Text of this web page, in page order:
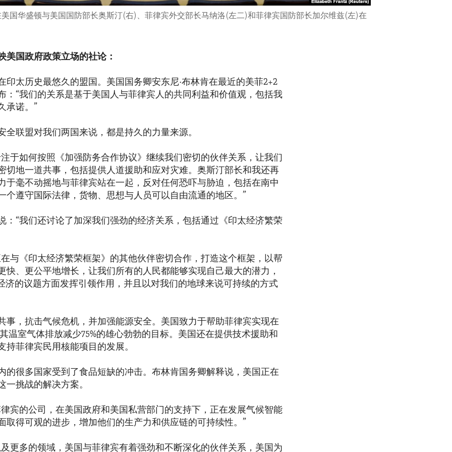
国华盛顿与美国国防部长奥斯汀(右)、菲律宾外交部长马纳洛(左二)和菲律宾国防部长加尔维兹(左)在
美国政府政策立场的社论：
印太历史最悠久的盟国。美国国务卿安东尼·布林肯在最近的美菲2+2
：“我们的关系是基于美国人与菲律宾人的共同利益和价值观，包括我
承诺。”
全联盟对我们两国来说，都是持久的力量来源。
于如何按照《加强防务合作协议》继续我们密切的伙伴关系，让我们
切地一道共事，包括提供人道援助和应对灾难。奥斯汀部长和我还再
于毫不动摇地与菲律宾站在一起，反对任何恐吓与胁迫，包括在南中
个遵守国际法律，货物、思想与人员可以自由流通的地区。”
：“我们还讨论了加深我们强劲的经济关系，包括通过《印太经济繁荣
与《印太经济繁荣框架》的其他伙伴密切合作，打造这个框架，以帮
快、更公平地增长，让我们所有的人民都能够实现自己最大的潜力，
济的议题方面发挥引领作用，并且以对我们的地球来说可持续的方式
事，抗击气候危机，并加强能源安全。美国致力于帮助菲律宾实现在
温室气体排放减少75%的雄心勃勃的目标。美国还在提供技术援助和
持菲律宾民用核能项目的发展。
的很多国家受到了食品短缺的冲击。布林肯国务卿解释说，美国正在
一挑战的解决方案。
宾的公司，在美国政府和美国私营部门的支持下，正在发展气候智能
取得可观的进步，增加他们的生产力和供应链的可持续性。”
更多的领域，美国与菲律宾有着强劲和不断深化的伙伴关系，美国为